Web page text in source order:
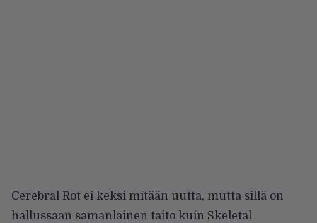
Cerebral Rot ei keksi mitään uutta, mutta sillä on
hallussaan samanlainen taito kuin Skeletal